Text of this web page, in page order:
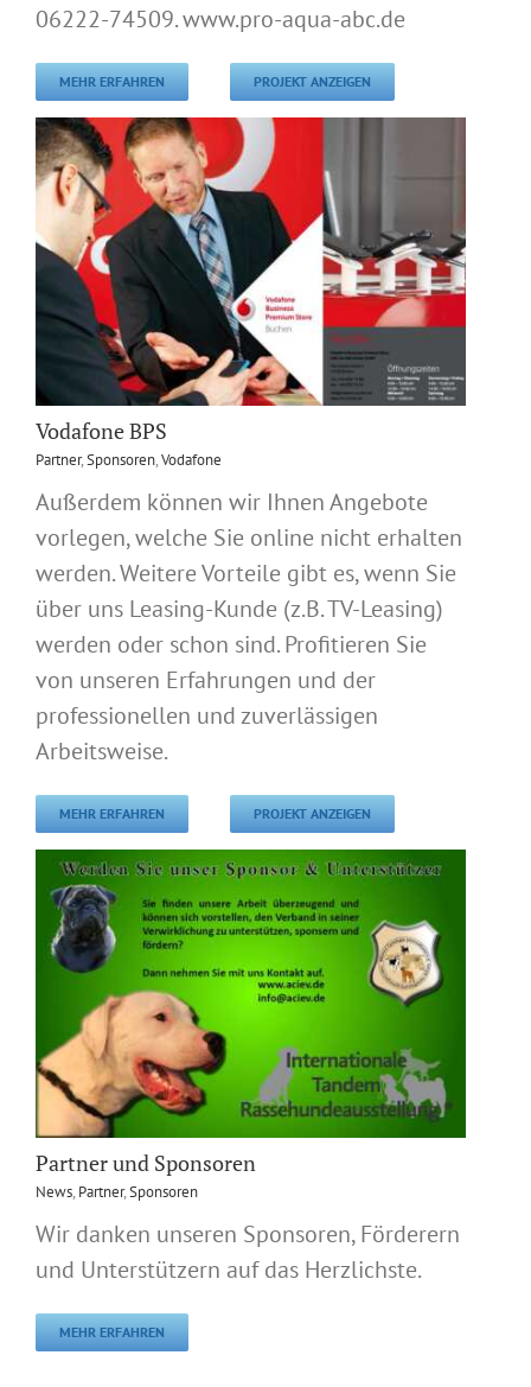
06222-74509. www.pro-aqua-abc.de
MEHR ERFAHREN PROJEKT ANZEIGEN
Vodafone BPS
Partner,Sponsoren,Vodafone
Außerdem können wir Ihnen Angebote
vorlegen, welche Sie online nicht erhalten
werden. Weitere Vorteile gibt es, wenn Sie
über uns Leasing-Kunde (z.B. TV-Leasing)
werden oder schon sind. Profitieren Sie
von unseren Erfahrungen und der
professionellen und zuverlässigen
Arbeitsweise.
MEHR ERFAHREN PROJEKT ANZEIGEN
Partner und Sponsoren
News, Partner,Sponsoren
Wir danken unseren Sponsoren, Förderern
und Unterstützern auf das Herzlichste.
MEHR ERFAHREN